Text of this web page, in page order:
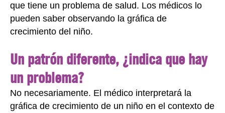
que tiene un problema de salud. Los médicos lo
pueden saber observando la gráfica de
crecimiento del niño.
Un patrón diferente, ¿indica que hay
un problema?
No necesariamente. El médico interpretará la
gráfica de crecimiento de un niño en el contexto de